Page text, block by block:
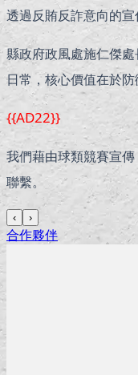
透過反賄反詐意向的宣
縣政府政風處施仁傑
日常，核心價值在於防
{{AD22}}
我們藉由球類競賽宣
聯繫。
‹ ›
合作夥伴